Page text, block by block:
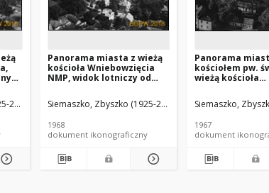
2015).
Panorama miasta z wieżą
kościoła Wniebowzięcia
NMP, widok lotniczy od
zachodniej, Gryfice
Siemaszko, Zbyszko (1925-2015).
1968
dokument ikonograficzny
Panorama
kościołem pw.
wieżą kościoła
lotniczy od
wschodniej,
Siemaszko,
1967
dokument